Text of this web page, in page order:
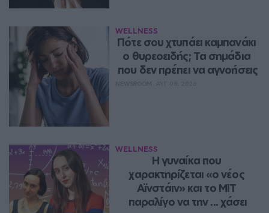
WELLNESS
Πότε σου χτυπάει καμπανάκι
ο θυρεοειδής; Τα σημάδια
που δεν πρέπει να αγνοήσεις
WELLNESS
Η γυναίκα που
χαρακτηρίζεται «ο νέος
Αϊνστάιν» και το MIT
παραλίγο να την ... χάσει